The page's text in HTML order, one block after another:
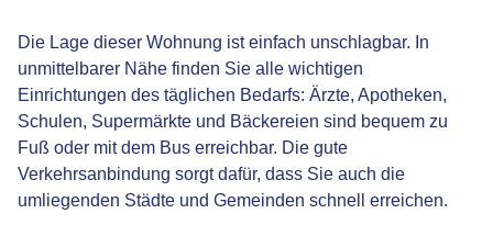
Die Lage dieser Wohnung ist einfach unschlagbar. In
unmittelbarer Nähe finden Sie alle wichtigen
Einrichtungen des täglichen Bedarfs: Ärzte, Apotheken,
Schulen, Supermärkte und Bäckereien sind bequem zu
Fuß oder mit dem Bus erreichbar. Die gute
Verkehrsanbindung sorgt dafür, dass Sie auch die
umliegenden Städte und Gemeinden schnell erreichen.